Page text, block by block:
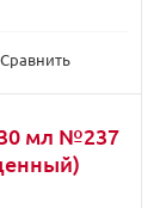
Сравнить
мл №237